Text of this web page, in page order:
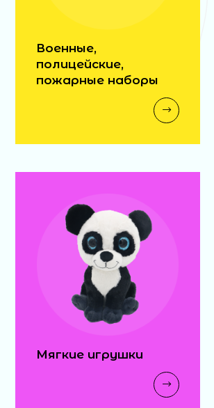
Военные,
полицейские,
пожарные наборы
Мягкие игрушки